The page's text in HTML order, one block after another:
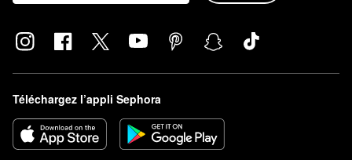
Téléchargez l’appli Sephora